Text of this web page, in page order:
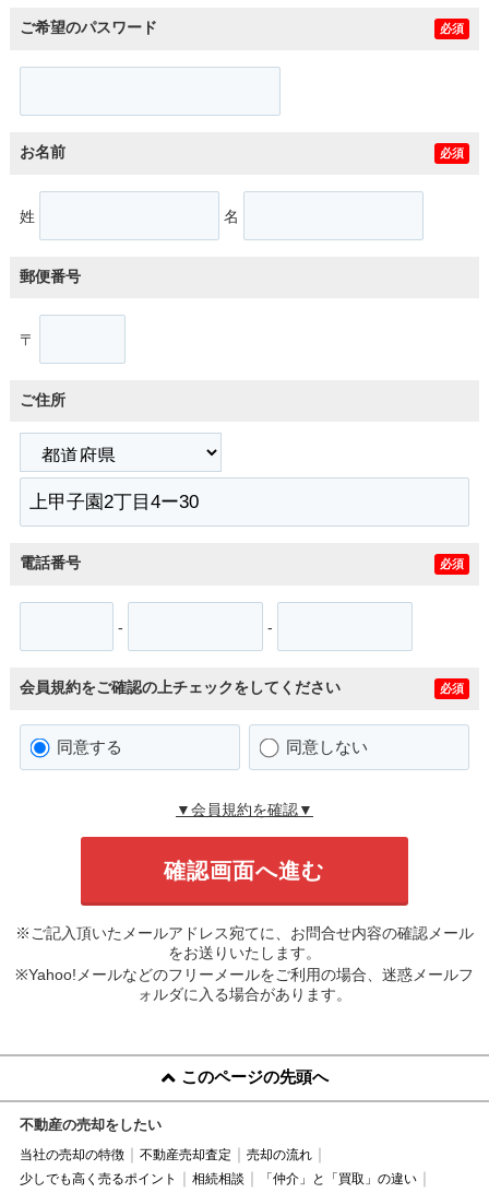
ご希望のパスワード 必須
お名前 必須
姓 名
郵便番号
〒
ご住所
電話番号 必須
- -
会員規約をご確認の上チェックをしてください 必須
同意する 同意しない
▼会員規約を確認▼
※ご記入頂いたメールアドレス宛てに、お問合せ内容の確認メール
をお送りいたします。
※Yahoo!メールなどのフリーメールをご利用の場合、迷惑メールフ
ォルダに入る場合があります。
このページの先頭へ
不動産の売却をしたい
当社の売却の特徴 不動産売却査定
売却の流れ
少しでも高く売るポイント
相続相談
「仲介」と「買取」の違い